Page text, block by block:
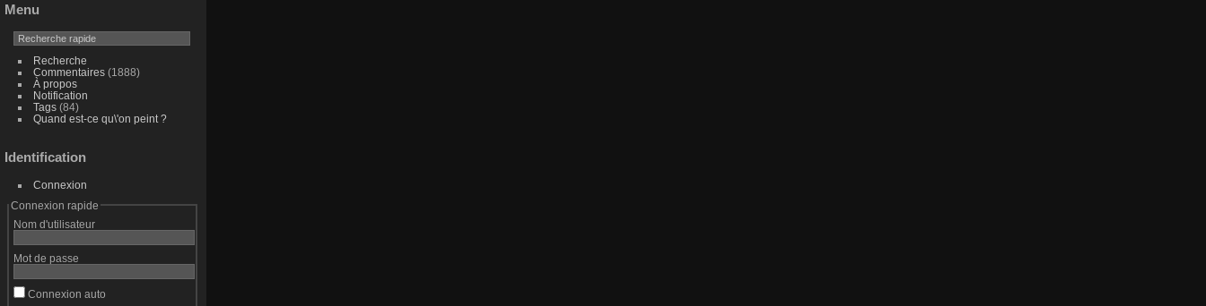
Menu
Recherche
Commentaires(1888)
À propos
Notification
Tags(84)
Quand est-ce qu\'on peint ?
Identification
Connexion
Connexion rapide
Nom d'utilisateur
Mot de passe
Connexion auto